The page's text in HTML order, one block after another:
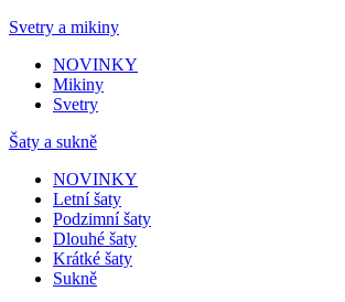
Svetry a mikiny
NOVINKY
Mikiny
Svetry
Šaty a sukně
NOVINKY
Letní šaty
Podzimní šaty
Dlouhé šaty
Krátké šaty
Sukně